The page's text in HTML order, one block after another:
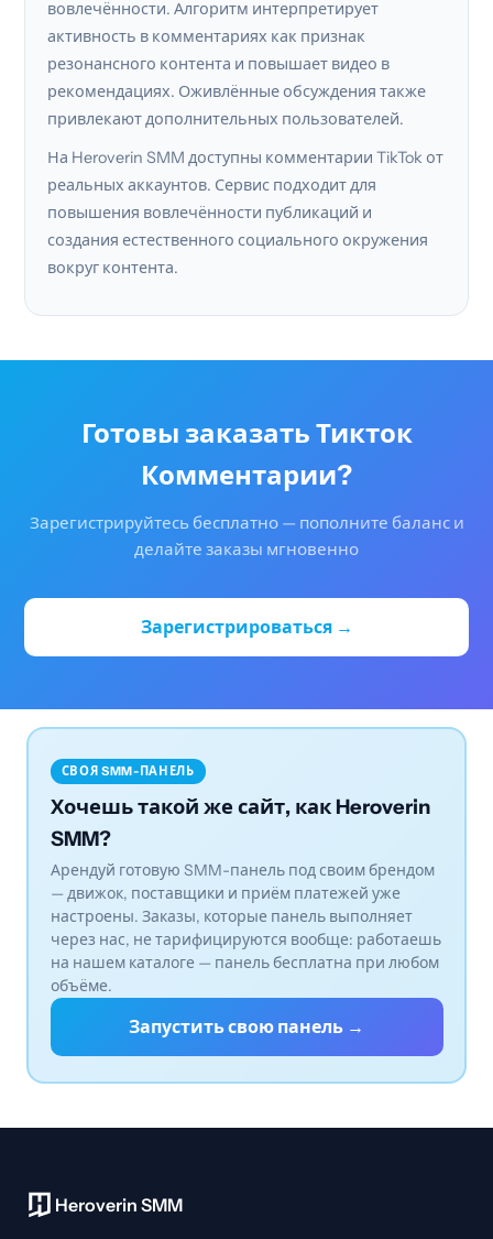
вовлечённости. Алгоритм интерпретирует
активность в комментариях как признак
резонансного контента и повышает видео в
рекомендациях. Оживлённые обсуждения также
привлекают дополнительных пользователей.
На Heroverin SMM доступны комментарии TikTok от
реальных аккаунтов. Сервис подходит для
повышения вовлечённости публикаций и
создания естественного социального окружения
вокруг контента.
Готовы заказать Тикток
Комментарии?
Зарегистрируйтесь бесплатно — пополните баланс и
делайте заказы мгновенно
Зарегистрироваться →
СВОЯ SMM-ПАНЕЛЬ
Хочешь такой же сайт, как Heroverin
SMM?
Арендуй готовую SMM-панель под своим брендом
— движок, поставщики и приём платежей уже
настроены. Заказы, которые панель выполняет
через нас, не тарифицируются вообще: работаешь
на нашем каталоге — панель бесплатна при любом
объёме.
Запустить свою панель →
Heroverin SMM